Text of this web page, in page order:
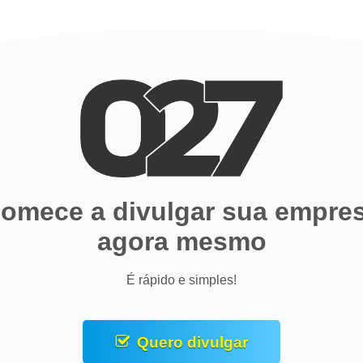
a divulgar sua
agora mesmo
É rápido e simples!
Quero divulgar